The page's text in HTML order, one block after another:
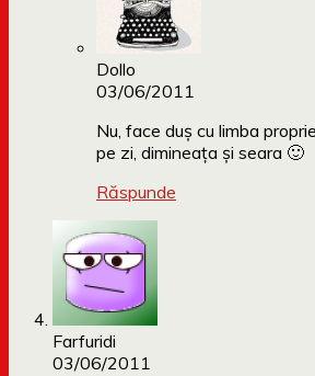
Dollo
03/06/2011
Nu, face duș cu limba
pe zi, dimineața și seara 🙂
Răspunde
Farfuridi
03/06/2011